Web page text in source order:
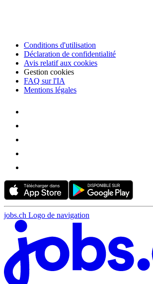
Conditions d'utilisation
Déclaration de confidentialité
Avis relatif aux cookies
Gestion cookies
FAQ sur l'IA
Mentions légales
jobs.ch Logo de navigation